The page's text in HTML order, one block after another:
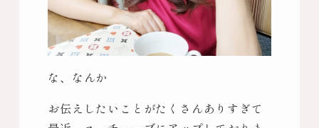
な、なんか
お伝えしたいことがたくさんありすぎて